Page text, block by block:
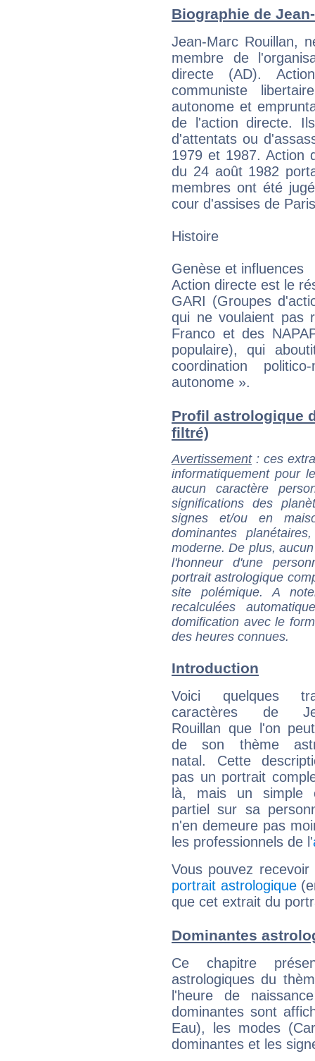
Biographie de
Jean-Marc Rouillan,
membre de
directe (AD).
communiste
autonome et
de l'action directe.
d'attentats ou
1979 et 1987. Action
du 24 août 1982
membres ont été
cour d'assises de
Histoire
Genèse et influences
Action directe est le
GARI (Groupes
qui ne voulaient pas
Franco et des
populaire), qui
coordination
autonome ».
Profil astrologique
filtré)
Avertissement: ces
informatiquement pour
aucun caractère
significations des
signes et/ou en
dominantes
moderne. De plus,
l'honneur d'une
portrait astrologique
site polémique. A
recalculées
domification avec le
des heures connues.
Introduction
Voici quelques
caractères de
Rouillan que l'on
de son thème
natal. Cette
pas un portrait
là, mais un simple
partiel sur sa
n'en demeure pas
les professionnels de l'
Vous pouvez
portrait astrologique
que cet extrait du
Dominantes
Ce chapitre
astrologiques du
l'heure de
dominantes sont
Eau), les modes
dominantes et les